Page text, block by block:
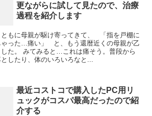
更ながらに試して見たので、治療
過程を紹介します
ともに母親が駆け寄ってきて、 「指を戸棚に
ゃった…痛い」 と、もう還暦近くの母親が乙
た。 みてみると…これは痛そう。普段から
したり、体のいろいろなと...
最近コストコで購入したPC用リ
ュックがコスパ最高だったので紹
介する